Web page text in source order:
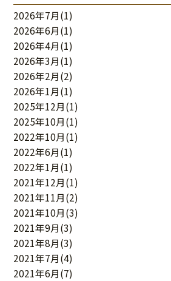
2026年7月(1)
2026年6月(1)
2026年4月(1)
2026年3月(1)
2026年2月(2)
2026年1月(1)
2025年12月(1)
2025年10月(1)
2022年10月(1)
2022年6月(1)
2022年1月(1)
2021年12月(1)
2021年11月(2)
2021年10月(3)
2021年9月(3)
2021年8月(3)
2021年7月(4)
2021年6月(7)